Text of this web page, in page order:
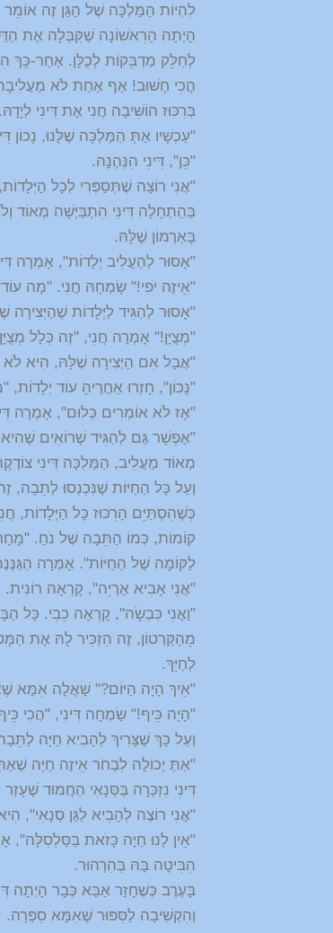
לִהְיוֹת הַמַּלְכָּה שֶׁל הַגַּן זֶה
הָיְתָה הָרִאשׁוֹנָה שֶׁקִּבְּלָה אֶת
לְחַלֵּק מַדְבֵּקוֹת לְכֻלָּן. אַחַר-כָּךְ
הֲכִי חָשׁוּב! אַף אַחַת לֹא
בְּרִכּוּז הוֹשִׁיבָה חֲנִי אֶת דִּינִי לְיָדָהּ.
"עַכְשָׁיו אַתְּ הַמַּלְכָּה שֶׁלָּנוּ, נָכוֹן
"כֵּן", דִּינִי הִנְּהֶנׇה.
"אֲנִי רוֹצָה שֶׁתְּסַפְּרִי לְכָל
בַּהַתְחָלָה דִּינִי הִתְבַּיְּשָׁה מְאוֹד
בָּאַרְמוֹן שֶׁלָּהּ.
"אָסוּר לְהַעֲלִיב יְלָדוֹת", אָמְרָה
"אֵיזֶה יֹפִי!" שָׂמְחָהּ חֲנִי. "מָה
"אָסוּר לְהַגִּיד לַיְּלָדוֹת שֶׁהַיְּצִירָה
"מְצֻיָּן!" אָמְרָה חֲנִי, "זֶה כְּלָל
"אֲבָל אִם הַיְּצִירָה שֶׁלָּהּ, הִיא לֹא
"נָכוֹן", חָזְרוּ אַחֲרֶיהָ עוֹד
"אָז לֹא אוֹמְרִים כְּלוּם", אָמְרָה
"אֶפְשָׁר גַּם לְהַגִּיד שֶׁרוֹאִים
מְאוֹד מַעֲלִיב, הַמַּלְכָּה דִּינִי
וְעַל כָּל הַחַיּוֹת שֶׁנִּכְנְסוּ לְתֵבָה,
כְּשֶׁהִסְתַּיֵּם הָרִכּוּז כָּל הַיְּלָדוֹת,
קוֹמוֹת, כְּמוֹ הַתֵּבָה שֶׁל נֹחַ. "מָחָר
לַקּוֹמָה שֶׁל הַחַיּוֹת". אָמְרָה
"אֲנִי אָבִיא אַרְיֵה", קָרְאָה רוֹנִית.
"וַאֲנִי כִּבְשָׂה", קָרְאָה כֵבִי. כָּל
מֵהַקַּרְטוֹן, זֶה הִזְכִּיר לָהּ אֶת
לְחַיֵּךְ.
"אֵיךְ הָיָה הַיּוֹם?" שָׁאֲלָה אִמָּא
"הָיָה כֵּיף!" שַׂמְחָה דִּינִי, "הֲכִי
וְעַל כָּךְ שֶׁצָּרִיךְ לְהָבִיא חַיָּה
"אַתְּ יְכוֹלָה לִבְחֹר אֵיזֶה חַיָּה
דִּינִי נִזְכְּרָה בַּסְּנָאִי הַחֲמוּד
"אֲנִי רוֹצֶה לְהָבִיא לַגַּן סְנָאִי",
"אֵין לָנוּ חַיָּה כָּזֹאת
הִבִּיטָה בָּהּ בְּהִרְהוּר.
בָּעֶרֶב כְּשֶׁחָזַר אַבָּא כְּבָר הָיְתָה
וְהִקְשִׁיבָה לַסִּפּוּר שֶׁאִמָּא סִפְּרָה.